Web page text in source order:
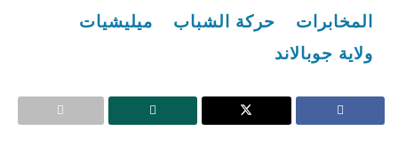
المخابرات
حركة الشباب
ميليشيات
ولاية جوبالاند